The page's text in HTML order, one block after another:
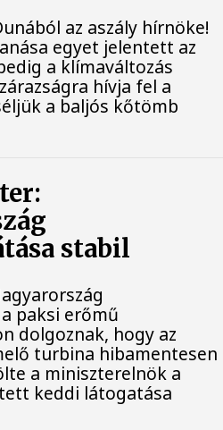
az aszály hírnöke!
egyet jelentett az
a klímaváltozás
hívja fel a
a baljós kőtömb
stabil
paksi erőmű
dolgoznak, hogy az
turbina hibamentesen
a miniszterelnök a
keddi látogatása